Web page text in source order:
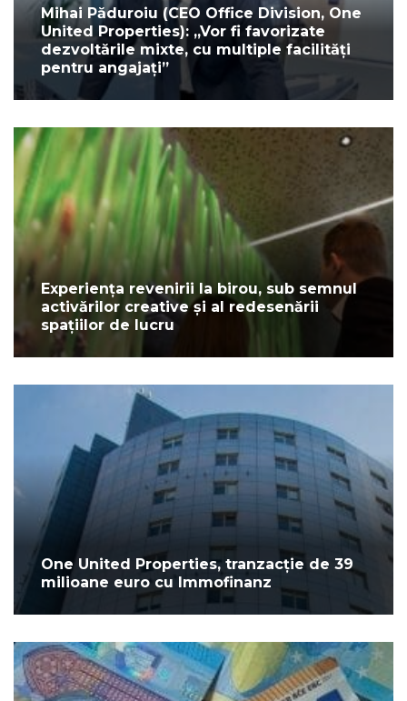
Mihai Păduroiu (CEO Office Division, One
United Properties): „Vor fi favorizate
dezvoltările mixte, cu multiple facilități
pentru angajați”
Experiența revenirii la birou, sub semnul
activărilor creative și al redesenării
spațiilor de lucru
One United Properties, tranzacție de 39
milioane euro cu Immofinanz